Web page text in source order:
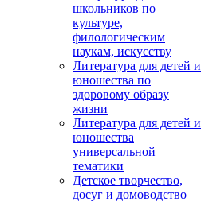
школьников по
культуре,
филологическим
наукам, искусству
Литература для детей и
юношества по
здоровому образу
жизни
Литература для детей и
юношества
универсальной
тематики
Детское творчество,
досуг и домоводство